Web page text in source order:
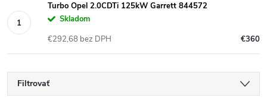
Turbo Opel 2.0CDTi 125kW Garrett 844572
Skladom
€360
€292,68 bez DPH
Filtrovať